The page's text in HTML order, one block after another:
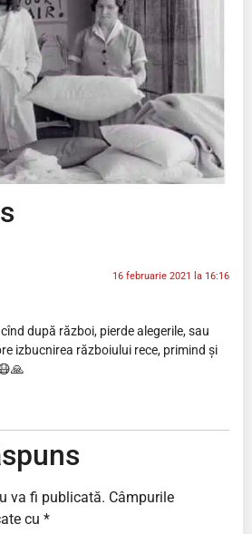
16 februarie 2021 la 16:16
după război, pierde alegerile, sau
izbucnirea războiului rece, primind și
va fi publicată. Câmpurile
cu *